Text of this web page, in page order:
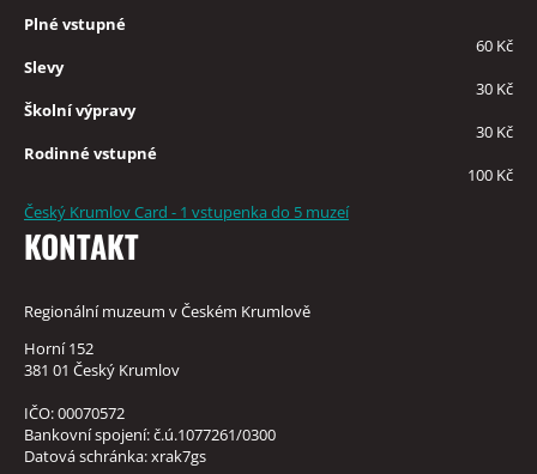
Plné vstupné
60 Kč
Slevy
30 Kč
Školní výpravy
30 Kč
Rodinné vstupné
100 Kč
Český Krumlov Card - 1 vstupenka do 5 muzeí
KONTAKT
Regionální muzeum v Českém Krumlově
Horní 152
381 01 Český Krumlov
IČO: 00070572
Bankovní spojení: č.ú.1077261/0300
Datová schránka: xrak7gs